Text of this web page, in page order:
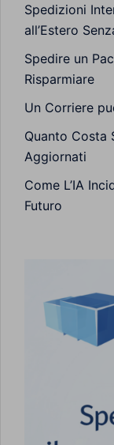
Spedizioni
all’Estero
Spedire un
Risparmiare
Un Corriere
Quanto Costa
Aggiornati
Come L’IA
Futuro